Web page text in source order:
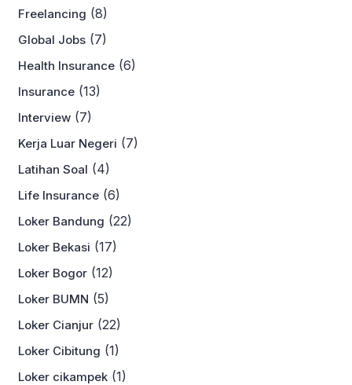
Freelancing (8)
Global Jobs (7)
Health Insurance (6)
Insurance (13)
Interview (7)
Kerja Luar Negeri (7)
Latihan Soal (4)
Life Insurance (6)
Loker Bandung (22)
Loker Bekasi (17)
Loker Bogor (12)
Loker BUMN (5)
Loker Cianjur (22)
Loker Cibitung (1)
Loker cikampek (1)